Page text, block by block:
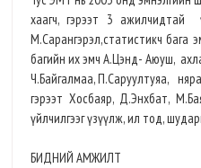
хаагч, гэрээт 3 ажилчидтай
М.Сарангэрэл,статистикч бага
багийн их эмч А.Цэнд- Аюуш,
Ч.Байгалмаа, П.Саруултуяа,
гэрээт Хосбаяр, Д.Энхбат,
үйлчилгээг үзүүлж, ил тод,
БИДНИЙ АМЖИЛТ